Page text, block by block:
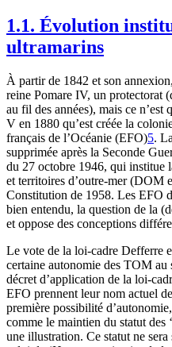
1.1. Évolution
ultramarins
À partir de 1842 et son
reine Pomare IV, un protectorat
au fil des années), mais ce n’est
V en 1880 qu’est créée la
français de l’Océanie (EFO)5.
supprimée après la Seconde
du 27 octobre 1946, qui institue
et territoires d’outre-mer (DOM
Constitution de 1958. Les EFO
bien entendu, la question de la
et oppose des conceptions
Le vote de la loi-cadre Defferre
certaine autonomie des TOM
décret d’application de la loi-
EFO prennent leur nom actuel
première possibilité
comme le maintien du statut des
une illustration. Ce statut ne